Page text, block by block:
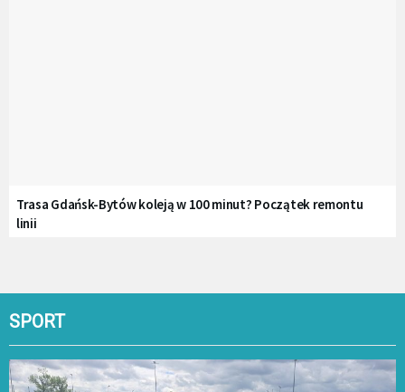
Trasa Gdańsk-Bytów koleją w 100 minut? Początek remontu
linii
SPORT